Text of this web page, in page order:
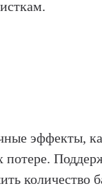
эффекты,
потере.
количество